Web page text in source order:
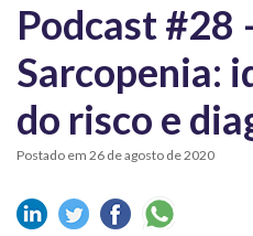
Podcast #28
Sarcopenia:
do risco e
Postado em 26 de agosto de 2020